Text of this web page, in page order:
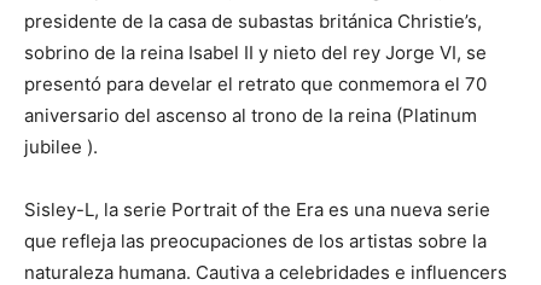
presidente de la casa de subastas británica Christie’s,
sobrino de la reina Isabel II y nieto del rey Jorge VI, se
presentó para develar el retrato que conmemora el 70
aniversario del ascenso al trono de la reina (Platinum
jubilee ).
Sisley-L, la serie Portrait of the Era es una nueva serie
que refleja las preocupaciones de los artistas sobre la
naturaleza humana. Cautiva a celebridades e influencers